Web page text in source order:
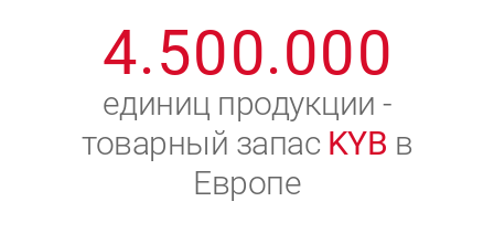
4
5
6
.5
6
7
00.000
единиц продукции -
товарный запас KYB в
Европе